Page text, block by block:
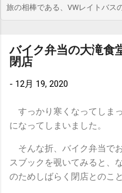
旅の相棒である、VWレイトバス
バイク弁当の大滝食
閉店
- 12月 19, 2020
すっかり寒くなってしま
になってしまいました。
そんな折、バイク弁当で
スブックを覗いてみると、
のためしばらく閉店とのこと